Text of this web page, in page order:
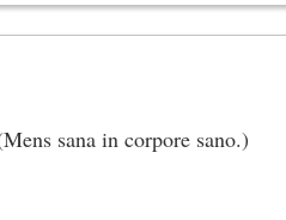
sana in corpore sano.)